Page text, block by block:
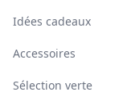
Idées cadeaux
Accessoires
Sélection verte